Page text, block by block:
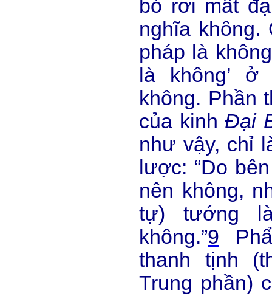
bỏ rơi mất
nghĩa không.
pháp là
là không’
không. Phần
của kinh Đại
như vậy, chỉ
lược: “Do
nên không,
tự) tướng
không.”9
thanh tịnh
Trung phần)